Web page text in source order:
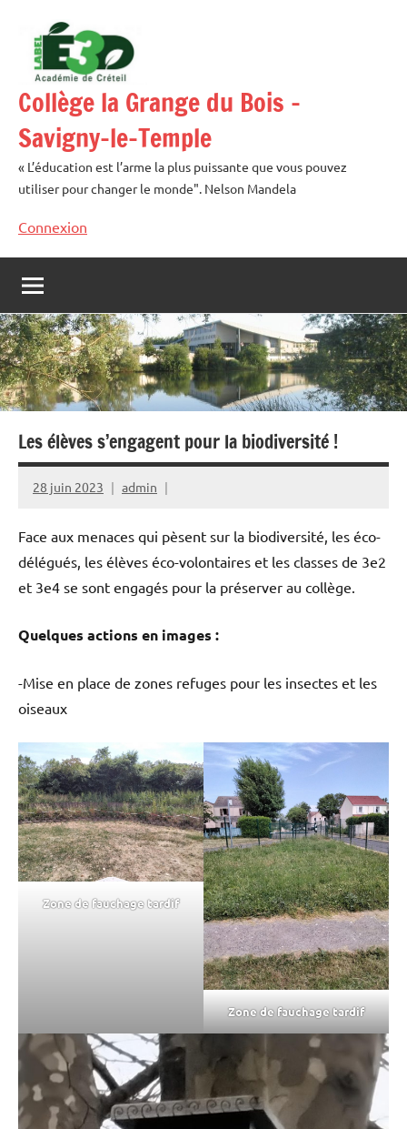
contenu
Collège la Grange du Bois –
Savigny-le-Temple
« L’éducation est l’arme la plus puissante que vous pouvez
utiliser pour changer le monde". Nelson Mandela
Connexion
Les élèves s’engagent pour la biodiversité !
28 juin 2023 admin
Face aux menaces qui pèsent sur la biodiversité, les éco-
délégués, les élèves éco-volontaires et les classes de 3e2
et 3e4 se sont engagés pour la préserver au collège.
Quelques actions en images :
-Mise en place de zones refuges pour les insectes et les
oiseaux
Zone de fauchage tardif
Zone de fauchage tardif